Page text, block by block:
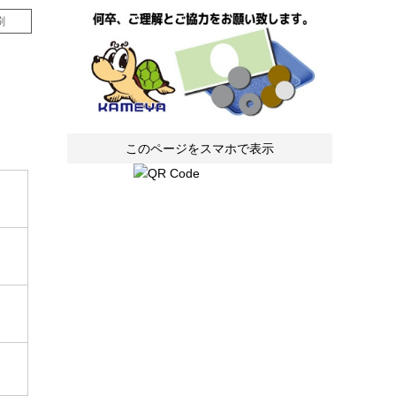
このページをスマホで表示